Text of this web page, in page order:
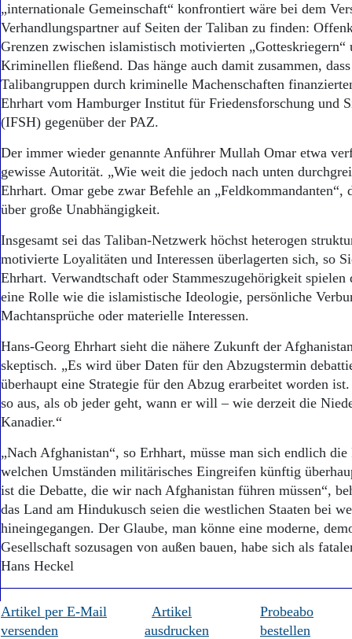
Start
Wer wir sind
Aktuelle Ausgabe
Abonnenten-Login
Abonnent werden
Abo Prämien
Archiv
Kontakt
Impressum
Datenschutz
„internationale Gemeinschaft“ konfrontiert wäre bei dem
Verhandlungspartner auf Seiten der Taliban zu finden:
Grenzen zwischen islamistisch motivierten „Gotteskriegern“
Kriminellen fließend. Das hänge auch damit zusammen,
Talibangruppen durch kriminelle Machenschaften
Ehrhart vom Hamburger Institut für Friedensforschung und
(IFSH) gegenüber der PAZ.
Der immer wieder genannte Anführer Mullah Omar etwa
gewisse Autorität. „Wie weit die jedoch nach unten
Ehrhart. Omar gebe zwar Befehle an „Feldkommandanten“,
über große Unabhängigkeit.
Insgesamt sei das Taliban-Netzwerk höchst heterogen
motivierte Loyalitäten und Interessen überlagerten sich, so
Ehrhart. Verwandtschaft oder Stammeszugehörigkeit spielen
eine Rolle wie die islamistische Ideologie, persönliche
Machtansprüche oder materielle Interessen.
Hans-Georg Ehrhart sieht die nähere Zukunft der
skeptisch. „Es wird über Daten für den Abzugstermin
überhaupt eine Strategie für den Abzug erarbeitet worden ist.
so aus, als ob jeder geht, wann er will – wie derzeit die
Kanadier.“
„Nach Afghanistan“, so Erhhart, müsse man sich endlich
welchen Umständen militärisches Eingreifen künftig
ist die Debatte, die wir nach Afghanistan führen müssen“,
das Land am Hindukusch seien die westlichen Staaten bei
hineingegangen. Der Glaube, man könne eine moderne,
Gesellschaft sozusagen von außen bauen, habe sich als
Hans Heckel
Artikel per E-Mail
versenden
Artikel
ausdrucken
Probeabo
bestellen